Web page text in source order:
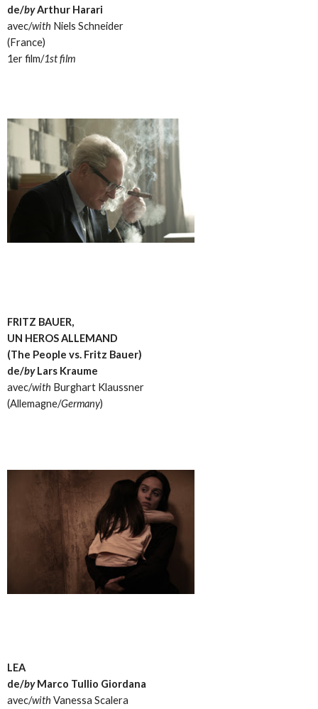
de/byArthur Harari
avec/with Niels Schneider
(France)
1er film/1st film
FRITZ BAUER,
UN HEROS ALLEMAND
(The People vs. Fritz Bauer)
de/byLars Kraume
avec/with Burghart Klaussner
(Allemagne/Germany)
LEA
de/byMarco Tullio Giordana
avec/with Vanessa Scalera